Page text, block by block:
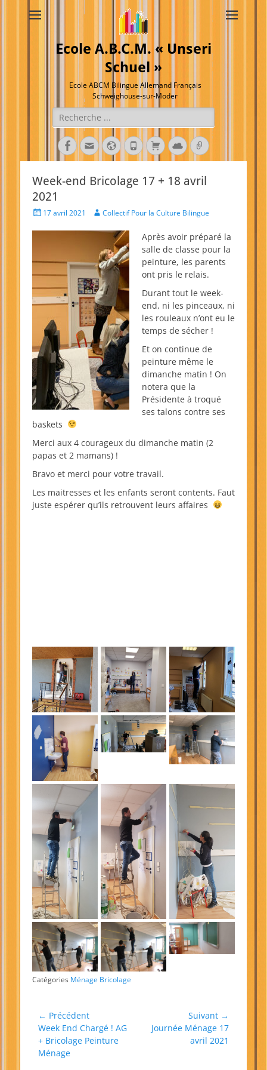
Ecole A.B.C.M. « Unseri
Schuel »
Ecole ABCM Bilingue Allemand Français
Schweighouse-sur-Moder
Rechercher :
Facebook
E-
mail
Site
web
Tél PanierCloudLien
Week-end Bricolage 17 + 18 avril
2021
Posted17 avril 2021 AuthorCollectif Pour la Culture Bilingue
Après avoir préparé la
salle de classe pour la
peinture, les parents
ont pris le relais.
Durant tout le week-
end, ni les pinceaux, ni
les rouleaux n’ont eu le
temps de sécher !
Et on continue de
peinture même le
dimanche matin ! On
notera que la
Présidente à troqué
ses talons contre ses
baskets
Merci aux 4 courageux du dimanche matin (2
papas et 2 mamans) !
Bravo et merci pour votre travail.
Les maitresses et les enfants seront contents. Faut
juste espérer qu’ils retrouvent leurs affaires
Catégories Ménage Bricolage
Navigation
de
l’article
← Précédent
Article
précédent :
Week End Chargé ! AG
+ Bricolage Peinture
Ménage
Suivant →
ArticleJournée Ménage 17
avril 2021